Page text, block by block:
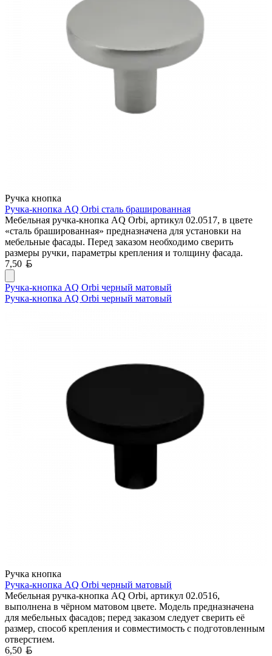
Ручка кнопка
Ручка-кнопка AQ Orbi сталь брашированная
Мебельная ручка-кнопка AQ Orbi, артикул 02.0517, в цвете
«сталь брашированная» предназначена для установки на
мебельные фасады. Перед заказом необходимо сверить
размеры ручки, параметры крепления и толщину фасада.
7,50
Ручка-кнопка AQ Orbi черный матовый
Ручка-кнопка AQ Orbi черный матовый
Ручка кнопка
Ручка-кнопка AQ Orbi черный матовый
Мебельная ручка-кнопка AQ Orbi, артикул 02.0516,
выполнена в чёрном матовом цвете. Модель предназначена
для мебельных фасадов; перед заказом следует сверить её
размер, способ крепления и совместимость с подготовленным
отверстием.
6,50